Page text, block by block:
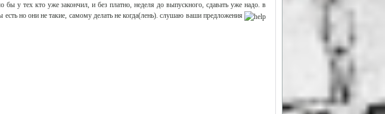
бы у тех кто уже закончил, и без платно, неделя до выпускного, сдавать уже надо. в
есть но они не такие, самому делать не когда(лень). слушаю ваши предложения